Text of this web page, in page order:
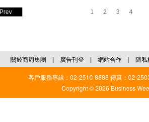
Prev 1 2 3 4
關於商周集團 ｜ 廣告刊登 ｜ 網站合作 ｜ 隱私
客戶服務專線：02-2510-8888 傳真：02-
Copyright © 2026 Business